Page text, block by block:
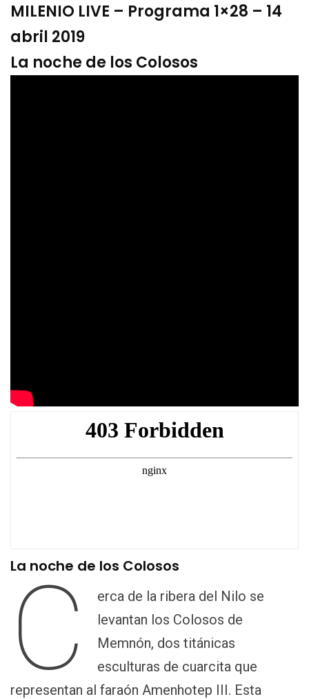
MILENIO LIVE – Programa 1×28 – 14
abril 2019
La noche de los Colosos
La noche de los Colosos
C
erca de la ribera del Nilo se
levantan los Colosos de
Memnón, dos titánicas
esculturas de cuarcita que
representan al faraón Amenhotep III. Esta